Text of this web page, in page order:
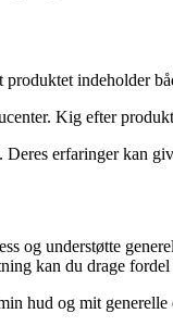
indeholder
Kig efter
erfaringer kan
og understøtte
kan du drage
hud og mit